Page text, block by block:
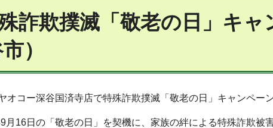
詐欺撲滅「敬老の日」キャ
）
オコー深谷国済寺店で特殊詐欺撲滅「敬老の日」キャンペー
月16日の「敬老の日」を契機に、家族の絆による特殊詐欺被